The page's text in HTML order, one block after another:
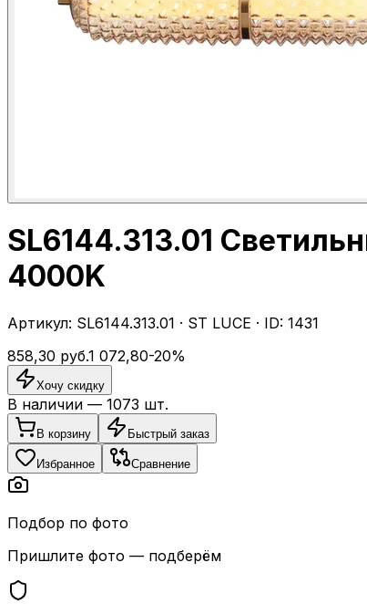
SL6144.313.01
4000K
Артикул: SL6144.313.01 · ST LUCE · ID: 1431
858,30 руб.1 072,80-20%
Хочу скидку
В наличии — 1073 шт.
В корзину Быстрый заказ
Избранное Сравнение
Подбор по фото
Пришлите фото — подберём